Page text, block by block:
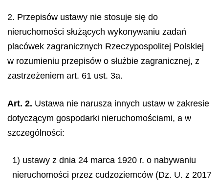
2. Przepisów ustawy nie stosuje się do
nieruchomości służących wykonywaniu zadań
placówek zagranicznych Rzeczypospolitej Polskiej
w rozumieniu przepisów o służbie zagranicznej, z
zastrzeżeniem art. 61 ust. 3a.
Art. 2. Ustawa nie narusza innych ustaw w zakresie
dotyczącym gospodarki nieruchomościami, a w
szczególności:
1) ustawy z dnia 24 marca 1920 r. o nabywaniu
nieruchomości przez cudzoziemców (Dz. U. z 2017